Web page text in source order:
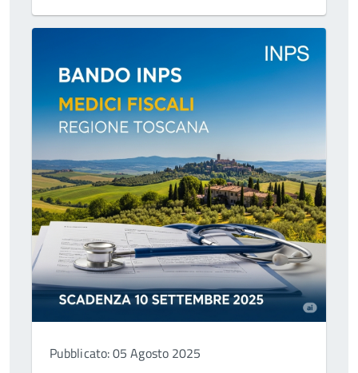
Pubblicato: 05 Agosto 2025